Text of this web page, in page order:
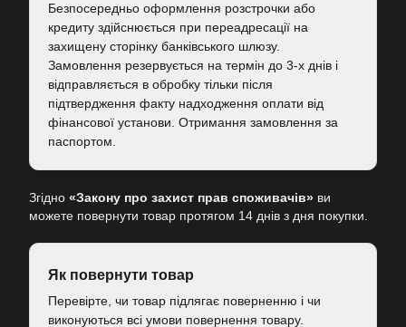
Безпосередньо оформлення розстрочки або
кредиту здійснюється при переадресації на
захищену сторінку банківського шлюзу.
Замовлення резервується на термін до 3-х днів і
відправляється в обробку тільки після
підтвердження факту надходження оплати від
фінансової установи. Отримання замовлення за
паспортом.
Згідно «Закону про захист прав споживачів» ви
можете повернути товар протягом 14 днів з дня покупки.
Як повернути товар
Перевірте, чи товар підлягає поверненню і чи
виконуються всі умови повернення товару.